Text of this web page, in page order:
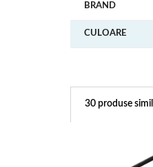
BRAND
CULOARE
30 produse